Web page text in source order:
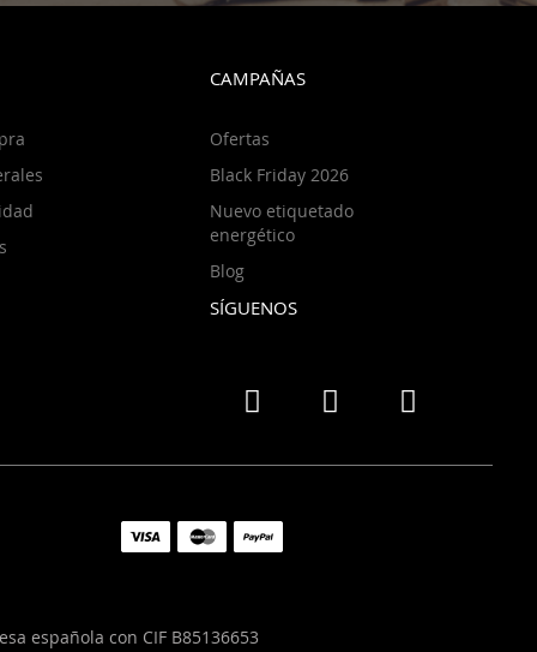
CAMPAÑAS
Ofertas
Black Friday 2026
Nuevo etiquetado
energético
Blog
SÍGUENOS
española con CIF B85136653